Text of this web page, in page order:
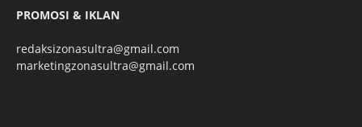
PROMOSI & IKLAN
redaksizonasultra@gmail.com
marketingzonasultra@gmail.com